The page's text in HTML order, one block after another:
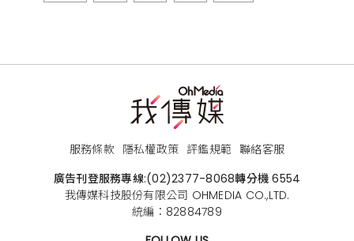
服務條款 隱私權政策 評鑑規範 聯絡客服
廣告刊登服務專線:(02)2377-8068轉分機 6554
我傳媒科技股份有限公司 OHMEDIA CO.,LTD.
統編：82884789